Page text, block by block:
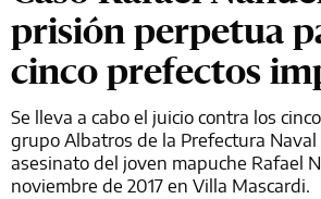
prisión perpetua
cinco prefectos
Se lleva a cabo el juicio contra los
grupo Albatros de la Prefectura
asesinato del joven mapuche Rafael
noviembre de 2017 en Villa Mascardi.